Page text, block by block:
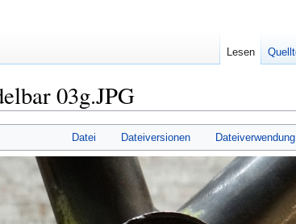
03g.JPG
Datei Dateiversionen Dateiverwendung
Lesen